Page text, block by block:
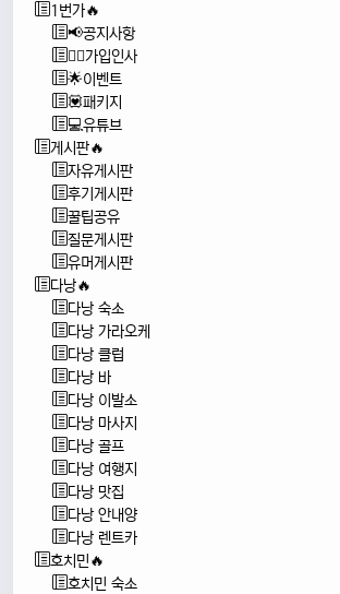
1번가🔥
📢공지사항
🙇‍♂️가입인사
🌟이벤트
💟패키지
💻유튜브
게시판🔥
자유게시판
후기게시판
꿀팁공유
질문게시판
유머게시판
다낭🔥
다낭 숙소
다낭 가라오케
다낭 클럽
다낭 바
다낭 이발소
다낭 마사지
다낭 골프
다낭 여행지
다낭 맛집
다낭 안내양
다낭 렌트카
호치민🔥
호치민 숙소